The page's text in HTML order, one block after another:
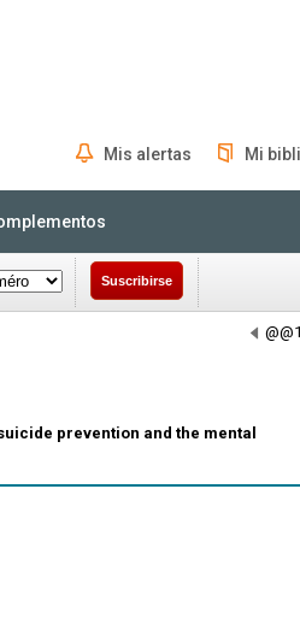
Mis alertas Mi
Suscribirse
prevention and the mental